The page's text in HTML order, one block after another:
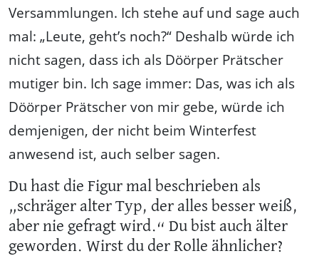
Versammlungen. Ich stehe auf und sage auch
mal: „Leute, geht’s noch?“ Deshalb würde ich
nicht sagen, dass ich als Döörper Prätscher
mutiger bin. Ich sage immer: Das, was ich als
Döörper Prätscher von mir gebe, würde ich
demjenigen, der nicht beim Winterfest
anwesend ist, auch selber sagen.
Du hast die Figur mal beschrieben als
„schräger alter Typ, der alles besser weiß,
aber nie gefragt wird.“ Du bist auch älter
geworden. Wirst du der Rolle ähnlicher?